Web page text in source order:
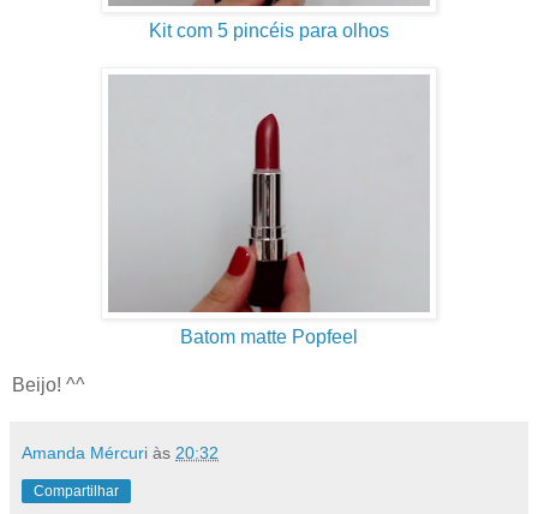
Kit com 5 pincéis para olhos
Batom matte Popfeel
Beijo! ^^
Amanda Mércuri às 20:32
Compartilhar